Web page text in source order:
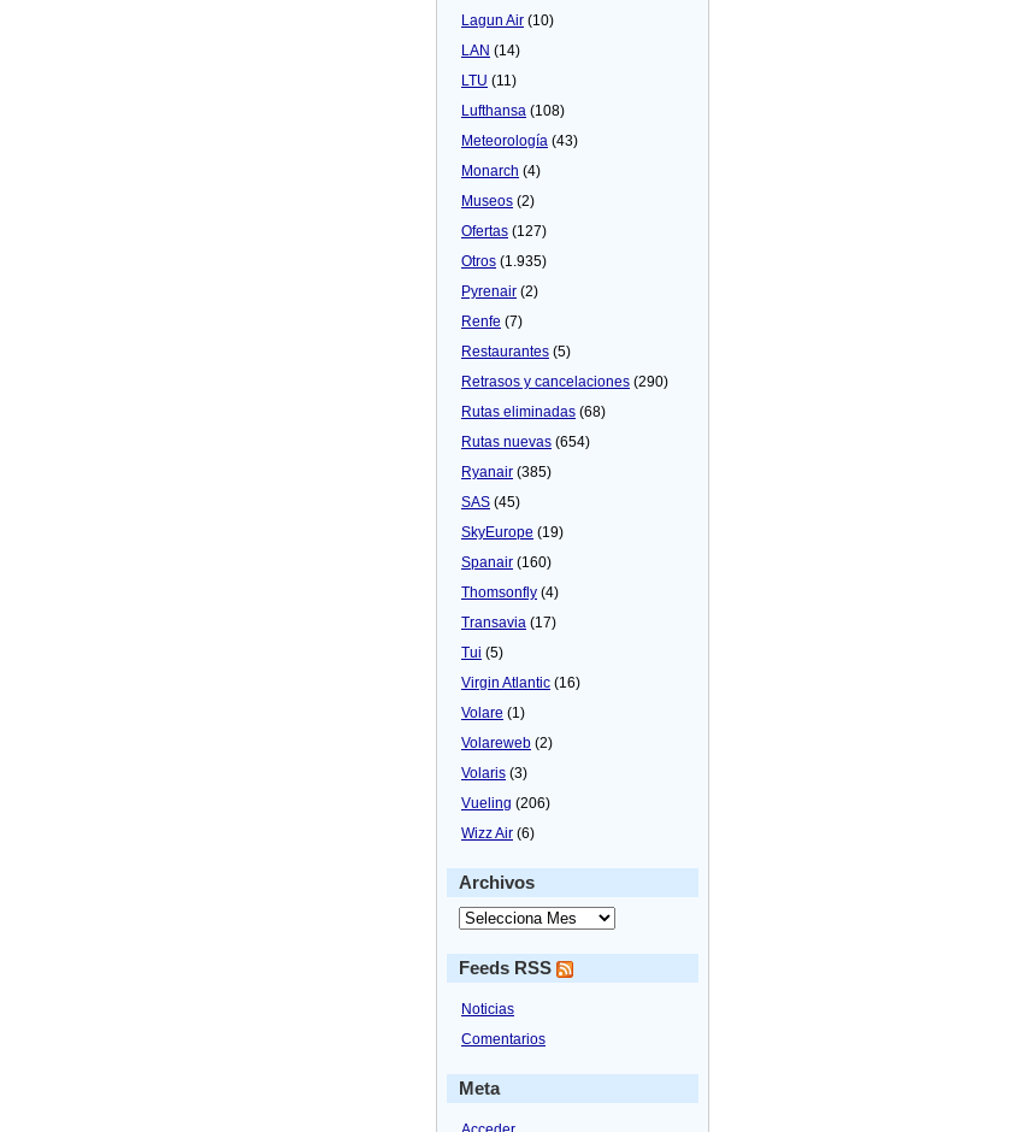
Lagun Air (10)
LAN (14)
LTU (11)
Lufthansa (108)
Meteorologí­a (43)
Monarch (4)
Museos (2)
Ofertas (127)
Otros (1.935)
Pyrenair (2)
Renfe (7)
Restaurantes (5)
Retrasos y cancelaciones (290)
Rutas eliminadas (68)
Rutas nuevas (654)
Ryanair (385)
SAS (45)
SkyEurope (19)
Spanair (160)
Thomsonfly (4)
Transavia (17)
Tui (5)
Virgin Atlantic (16)
Volare (1)
Volareweb (2)
Volaris (3)
Vueling (206)
Wizz Air (6)
Archivos
Feeds RSS
Noticias
Comentarios
Meta